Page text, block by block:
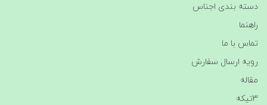
دسته بندی اجناس
راهنما
تماس با ما
رویه ارسال سفارش
مقاله
3تیکه